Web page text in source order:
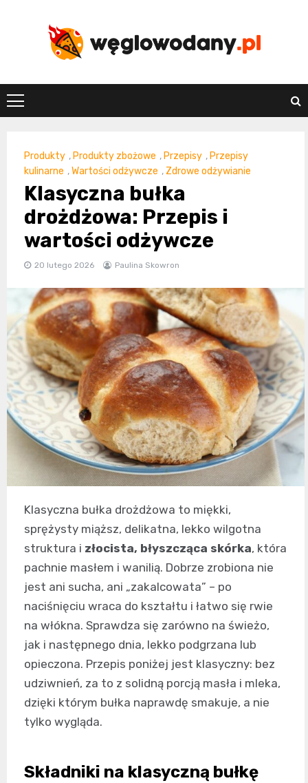
Produkty ,Produkty zbożowe ,Przepisy ,Przepisy
kulinarne ,Wartości odżywcze , Zdrowe odżywianie
Klasyczna bułka
drożdżowa: Przepis i
wartości odżywcze
20 lutego 2026 Paulina Skowron
Klasyczna bułka drożdżowa to miękki,
sprężysty miąższ, delikatna, lekko wilgotna
struktura i złocista, błyszcząca skórka, która
pachnie masłem i wanilią. Dobrze zrobiona nie
jest ani sucha, ani „zakalcowata” – po
naciśnięciu wraca do kształtu i łatwo się rwie
na włókna. Sprawdza się zarówno na świeżo,
jak i następnego dnia, lekko podgrzana lub
opieczona. Przepis poniżej jest klasyczny: bez
udziwnień, za to z solidną porcją masła i mleka,
dzięki którym bułka naprawdę smakuje, a nie
tylko wygląda.
Składniki na klasyczną bułkę